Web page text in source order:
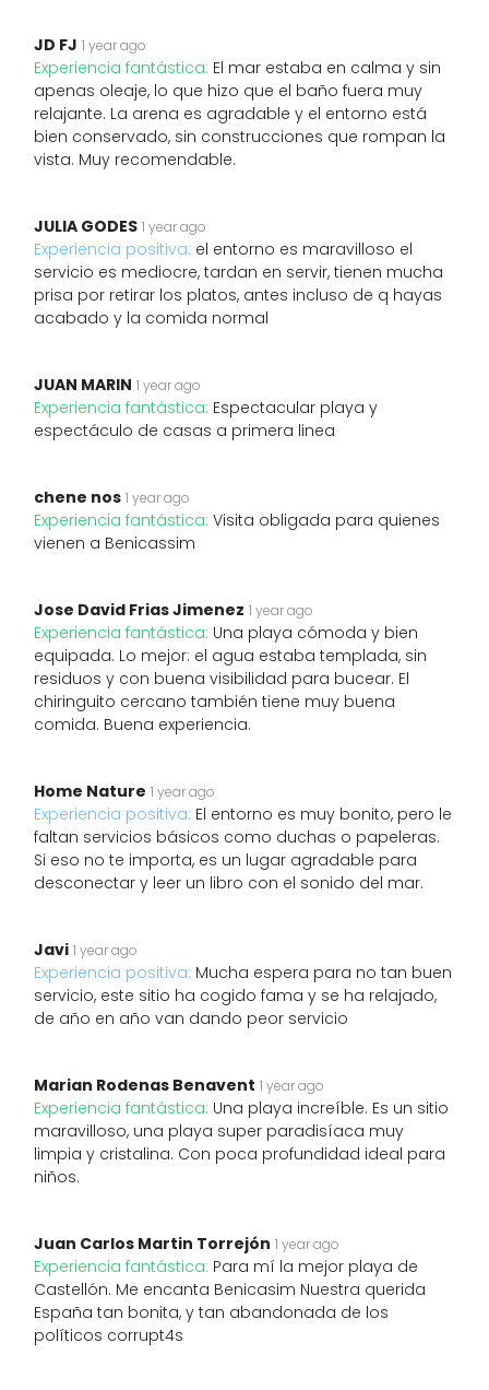
JD FJ 1 year ago
Experiencia fantástica: El mar estaba en calma y sin
apenas oleaje, lo que hizo que el baño fuera muy
relajante. La arena es agradable y el entorno está
bien conservado, sin construcciones que rompan la
vista. Muy recomendable.
JULIA GODES 1 year ago
Experiencia positiva: el entorno es maravilloso el
servicio es mediocre, tardan en servir, tienen mucha
prisa por retirar los platos, antes incluso de q hayas
acabado y la comida normal
JUAN MARIN 1 year ago
Experiencia fantástica: Espectacular playa y
espectáculo de casas a primera linea
chene nos 1 year ago
Experiencia fantástica: Visita obligada para quienes
vienen a Benicassim
Jose David Frias Jimenez 1 year ago
Experiencia fantástica: Una playa cómoda y bien
equipada. Lo mejor: el agua estaba templada, sin
residuos y con buena visibilidad para bucear. El
chiringuito cercano también tiene muy buena
comida. Buena experiencia.
Home Nature 1 year ago
Experiencia positiva: El entorno es muy bonito, pero le
faltan servicios básicos como duchas o papeleras.
Si eso no te importa, es un lugar agradable para
desconectar y leer un libro con el sonido del mar.
Javi 1 year ago
Experiencia positiva: Mucha espera para no tan buen
servicio, este sitio ha cogido fama y se ha relajado,
de año en año van dando peor servicio
Marian Rodenas Benavent 1 year ago
Experiencia fantástica: Una playa increíble. Es un sitio
maravilloso, una playa super paradisíaca muy
limpia y cristalina. Con poca profundidad ideal para
niños.
Juan Carlos Martin Torrejón 1 year ago
Experiencia fantástica: Para mí la mejor playa de
Castellón. Me encanta Benicasim Nuestra querida
España tan bonita, y tan abandonada de los
políticos corrupt4s